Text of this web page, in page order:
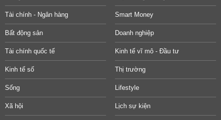
Tài chính - Ngân hàng Smart Money
Bất động sản Doanh nghiệp
Tài chính quốc tế Kinh tế vĩ mô - Đầu tư
Kinh tế số Thị trường
Sống Lifestyle
Xã hội Lịch sự kiện